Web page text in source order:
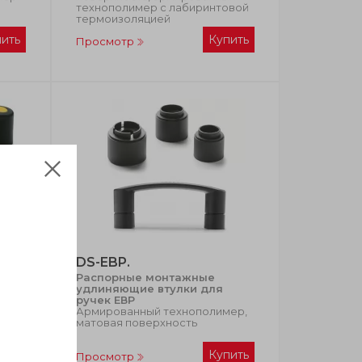
технополимер с лабиринтовой
термоизоляцией
Просмотр
Купить
DS-EBP.
Распорные монтажные
удлиняющие втулки для
ручек ЕВР
Армированный технополимер,
матовая поверхность
Просмотр Купить